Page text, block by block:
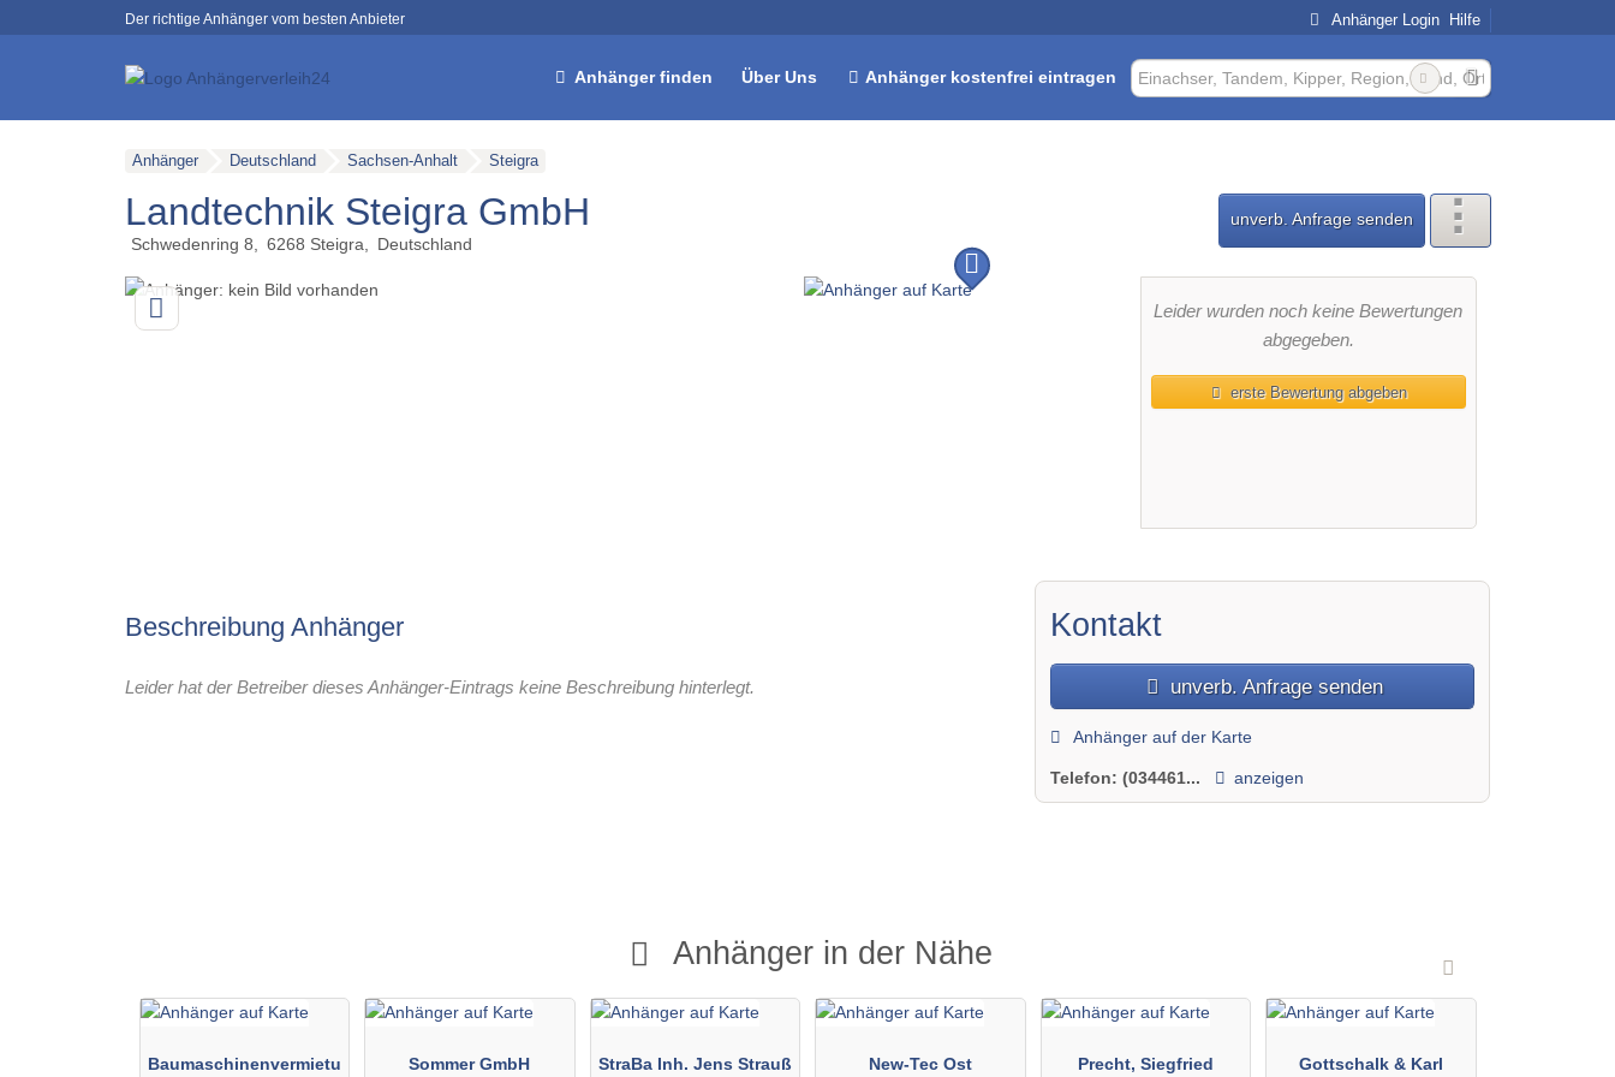
Der richtige Anhänger vom besten Anbieter Anhänger Login Hilfe
Anhänger finden Über Uns Anhänger kostenfrei eintragen
Anhänger Deutschland Sachsen-Anhalt Steigra
Landtechnik Steigra GmbH
Schwedenring 8 6268 Steigra Deutschland
unverb. Anfrage senden
Leider wurden noch keine Bewertungen
abgegeben.
erste Bewertung abgeben
Beschreibung Anhänger
Leider hat der Betreiber dieses Anhänger-Eintrags keine Beschreibung hinterlegt.
Kontakt
unverb. Anfrage senden
Anhänger auf der Karte
Telefon:(034461... anzeigen
Anhänger in der Nähe
Baumaschinenvermietu
Sommer GmbH
StraBa Inh. Jens Strauß
New-Tec Ost
Precht, Siegfried
Gottschalk & Karl